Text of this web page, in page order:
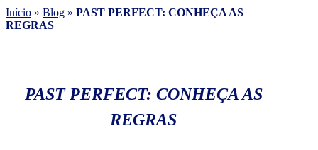
Início » Blog » PAST PERFECT: CONHEÇA AS
REGRAS
PAST PERFECT: CONHEÇA AS
REGRAS